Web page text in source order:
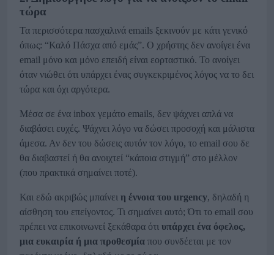
τώρα
Τα περισσότερα πασχαλινά emails ξεκινούν με κάτι γενικό
όπως: “Καλό Πάσχα από εμάς”. Ο χρήστης δεν ανοίγει ένα
email μόνο και μόνο επειδή είναι εορταστικό. Το ανοίγει
όταν νιώθει ότι υπάρχει ένας συγκεκριμένος λόγος να το δει
τώρα και όχι αργότερα.
Mέσα σε ένα inbox γεμάτο emails, δεν ψάχνει απλά να
διαβάσει ευχές. Ψάχνει λόγο να δώσει προσοχή και μάλιστα
άμεσα. Αν δεν του δώσεις αυτόν τον λόγο, το email σου δε
θα διαβαστεί ή θα ανοιχτεί “κάποια στιγμή” στο μέλλον
(που πρακτικά σημαίνει ποτέ).
Και εδώ ακριβώς μπαίνει η έννοια του urgency, δηλαδή η
αίσθηση του επείγοντος. Τι σημαίνει αυτό; Ότι το email σου
πρέπει να επικοινωνεί ξεκάθαρα ότι υπάρχει ένα όφελος,
μια ευκαιρία ή μια προθεσμία που συνδέεται με τον